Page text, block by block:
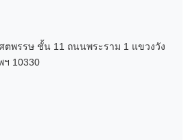
พรรษ ชั้น 11 ถนนพระราม 1 แขวงวัง
ฯ 10330